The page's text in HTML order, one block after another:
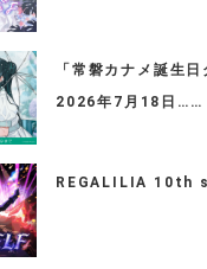
「常磐カナメ誕生
2026年7月18日……
REGALILIA 10th